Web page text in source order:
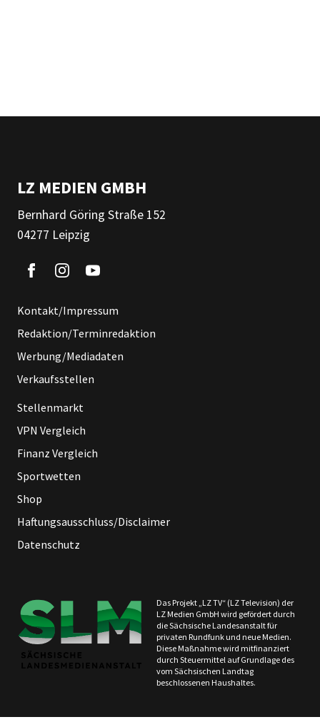
LZ MEDIEN GMBH
Bernhard Göring Straße 152
04277 Leipzig
Kontakt/Impressum
Redaktion/Terminredaktion
Werbung/Mediadaten
Verkaufsstellen
Stellenmarkt
VPN Vergleich
Finanz Vergleich
Sportwetten
Shop
Haftungsausschluss/Disclaimer
Datenschutz
Das Projekt „LZ TV“ (LZ Television) der
LZ Medien GmbH wird gefördert durch
die Sächsische Landesanstalt für
privaten Rundfunk und neue Medien.
Diese Maßnahme wird mitfinanziert
durch Steuermittel auf Grundlage des
vom Sächsischen Landtag
beschlossenen Haushaltes.